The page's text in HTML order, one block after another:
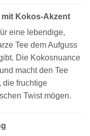
mit Kokos-Akzent
eine lebendige,
Tee dem Aufguss
Die Kokosnuance
macht den Tee
die fruchtige
Twist mögen.